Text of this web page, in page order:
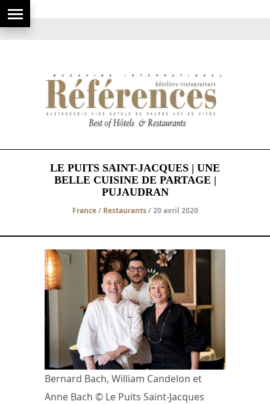
LE PUITS SAINT-JACQUES | UNE
BELLE CUISINE DE PARTAGE |
PUJAUDRAN
France/ Restaurants/ 20 avril 2020
Bernard Bach, William Candelon et
Anne Bach © Le Puits Saint-Jacques